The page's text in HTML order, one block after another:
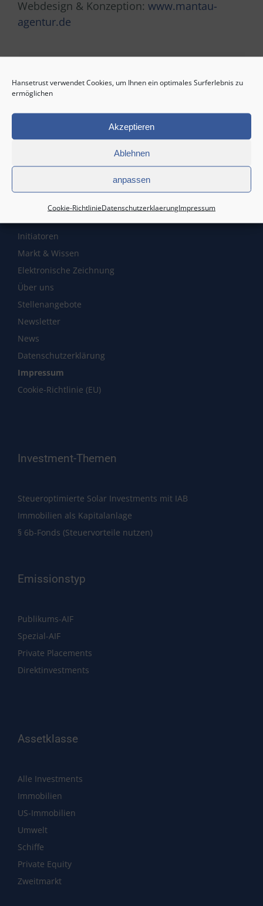
Hansetrust verwendet Cookies, um Ihnen ein optimales Surferlebnis zu
ermöglichen
Akzeptieren
Ablehnen
anpassen
Cookie-RichtlinieDatenschutzerklaerungImpressum
Webdesign & Konzeption: www.mantau-
agentur.de
Initiatoren
Markt & Wissen
Elektronische Zeichnung
Über uns
Stellenangebote
Newsletter
News
Datenschutzerklärung
Impressum
Cookie-Richtlinie (EU)
Investment-Themen
Steueroptimierte Solar Investments mit IAB
Immobilien als Kapitalanlage
§ 6b-Fonds (Steuervorteile nutzen)
Emissionstyp
Publikums-AIF
Spezial-AIF
Private Placements
Direktinvestments
Assetklasse
Alle Investments
Immobilien
US-Immobilien
Umwelt
Schiffe
Private Equity
Zweitmarkt